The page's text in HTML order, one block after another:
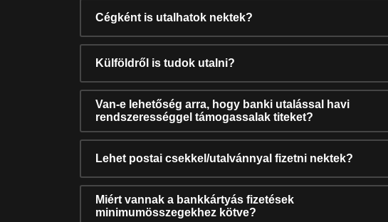
Cégként is utalhatok nektek?
Külföldről is tudok utalni?
Van-e lehetőség arra, hogy banki utalással havi
rendszerességgel támogassalak titeket?
Lehet postai csekkel/utalvánnyal fizetni nektek?
Miért vannak a bankkártyás fizetések
minimumösszegekhez kötve?